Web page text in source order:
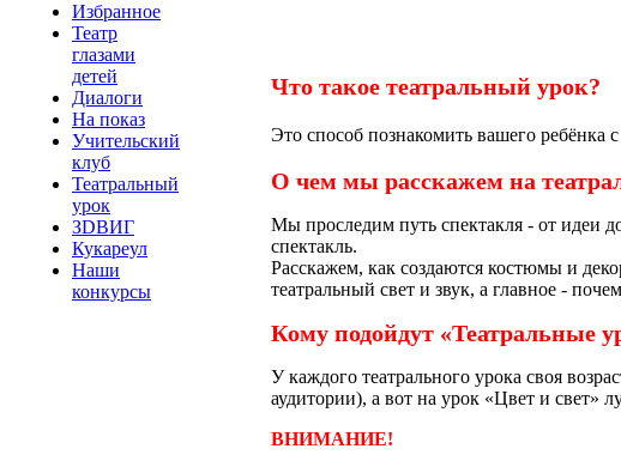
Избранное
Театр
глазами
детей
Диалоги
На показ
Учительский
клуб
Театральный
урок
ЗDВИГ
Кукареул
Наши
конкурсы
Что такое театральный урок?
Это способ познакомить вашего ребёнка
О чем мы расскажем на
Мы проследим путь спектакля - от идеи
спектакль.
Расскажем, как создаются костюмы и
театральный свет и звук, а главное -
Кому подойдут «Театральные
У каждого театрального урока своя
аудитории), а вот на урок «Цвет и свет»
ВНИМАНИЕ!